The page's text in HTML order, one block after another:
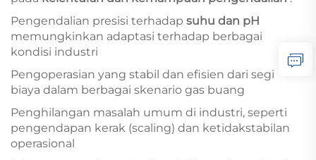
Pengendalian presisi terhadap suhu dan pH
memungkinkan adaptasi terhadap berbagai
kondisi industri
Pengoperasian yang stabil dan efisien dari segi
biaya dalam berbagai skenario gas buang
Penghilangan masalah umum di industri, seperti
pengendapan kerak (scaling) dan ketidakstabilan
operasional